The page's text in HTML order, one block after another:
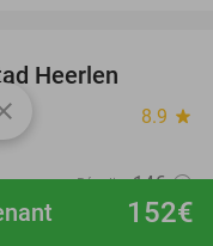
152€
Heerlen
8.9 star
Régulier 14€
9,50€